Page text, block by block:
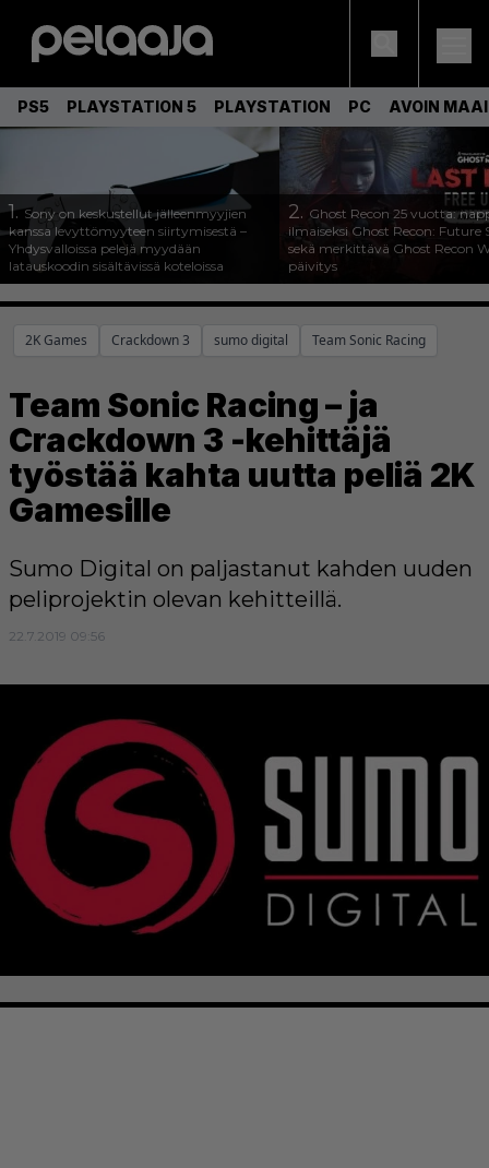
PS5 PLAYSTATION 5 PLAYSTATION PC AVOIN
1.Sony on keskustellut jälleenmyyjien
kanssa levyttömyyteen siirtymisestä –
Yhdysvalloissa pelejä myydään
latauskoodin sisältävissä koteloissa
2. Ghost Recon 25 vuotta:
ilmaiseksi Ghost Recon: Future
sekä merkittävä Ghost Recon
päivitys
2K Games Crackdown 3 sumo digital Team Sonic Racing
Team Sonic Racing – ja
Crackdown 3 -kehittäjä
työstää kahta uutta peliä 2K
Gamesille
Sumo Digital on paljastanut kahden uuden
peliprojektin olevan kehitteillä.
22.7.2019 09:56